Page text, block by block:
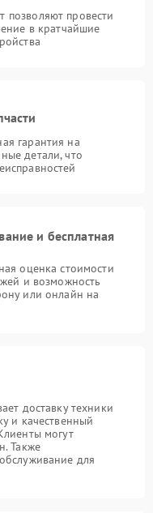
провести
в кратчайшие
гарантия на
детали, что
и бесплатная
оценка стоимости
и возможность
или онлайн на
доставку техники
и качественный
могут
Также
для